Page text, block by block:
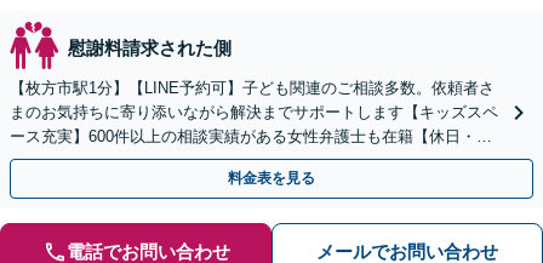
慰謝料請求された側
【枚方市駅1分】【LINE予約可】子ども関連のご相談多数。依頼者さ
まのお気持ちに寄り添いながら解決までサポートします【キッズスペ
ース充実】600件以上の相談実績がある女性弁護士も在籍【休日・夜
間面談可能】
料金表を見る
電話でお問い合わせ メールでお問い合わせ